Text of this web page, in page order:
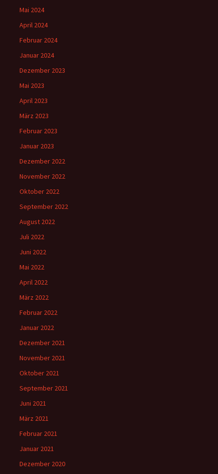
Mai 2024
April 2024
Februar 2024
Januar 2024
Dezember 2023
Mai 2023
April 2023
März 2023
Februar 2023
Januar 2023
Dezember 2022
November 2022
Oktober 2022
September 2022
August 2022
Juli 2022
Juni 2022
Mai 2022
April 2022
März 2022
Februar 2022
Januar 2022
Dezember 2021
November 2021
Oktober 2021
September 2021
Juni 2021
März 2021
Februar 2021
Januar 2021
Dezember 2020